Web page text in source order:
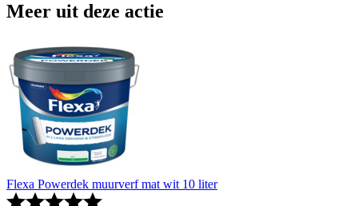
Meer uit deze actie
Flexa Powerdek muurverf mat wit 10 liter